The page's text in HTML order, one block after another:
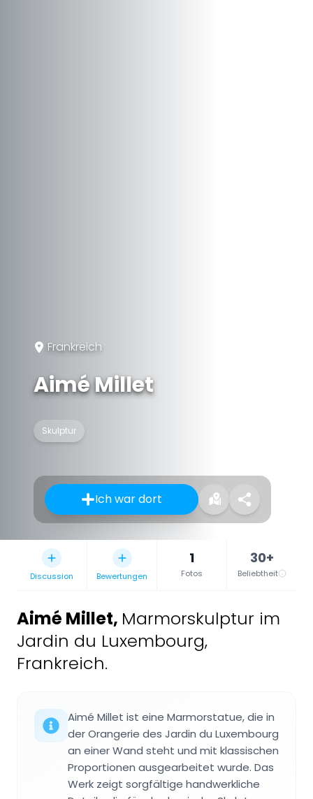
Frankreich
Aimé Millet
Skulptur
Ich war dort
Discussion Bewertungen
1
Fotos
30+
Beliebtheit
Aimé Millet, Marmorskulptur im
Jardin du Luxembourg,
Frankreich.
Aimé Millet ist eine Marmorstatue, die in
der Orangerie des Jardin du Luxembourg
an einer Wand steht und mit klassischen
Proportionen ausgearbeitet wurde. Das
Werk zeigt sorgfältige handwerkliche